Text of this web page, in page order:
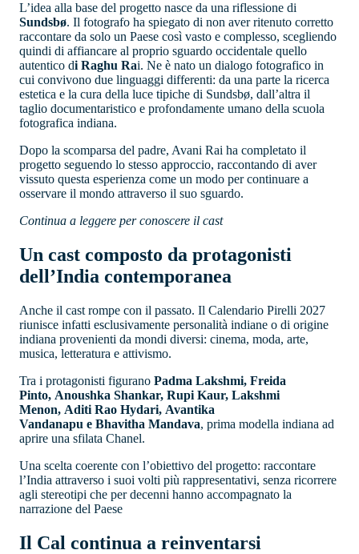
L’idea alla base del progetto nasce da una riflessione di
Sundsbø. Il fotografo ha spiegato di non aver ritenuto corretto
raccontare da solo un Paese così vasto e complesso, scegliendo
quindi di affiancare al proprio sguardo occidentale quello
autentico di Raghu Rai. Ne è nato un dialogo fotografico in
cui convivono due linguaggi differenti: da una parte la ricerca
estetica e la cura della luce tipiche di Sundsbø, dall’altra il
taglio documentaristico e profondamente umano della scuola
fotografica indiana.
Dopo la scomparsa del padre, Avani Rai ha completato il
progetto seguendo lo stesso approccio, raccontando di aver
vissuto questa esperienza come un modo per continuare a
osservare il mondo attraverso il suo sguardo.
Continua a leggere per conoscere il cast
Un cast composto da protagonisti
dell’India contemporanea
Anche il cast rompe con il passato. Il Calendario Pirelli 2027
riunisce infatti esclusivamente personalità indiane o di origine
indiana provenienti da mondi diversi: cinema, moda, arte,
musica, letteratura e attivismo.
Tra i protagonisti figurano Padma Lakshmi, Freida
Pinto, Anoushka Shankar, Rupi Kaur, Lakshmi
Menon, Aditi Rao Hydari, Avantika
Vandanapu e Bhavitha Mandava, prima modella indiana ad
aprire una sfilata Chanel.
Una scelta coerente con l’obiettivo del progetto: raccontare
l’India attraverso i suoi volti più rappresentativi, senza ricorrere
agli stereotipi che per decenni hanno accompagnato la
narrazione del Paese
Il Cal continua a reinventarsi